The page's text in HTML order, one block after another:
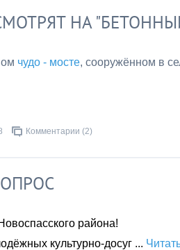
НА
чудо - мосте, сооружённом в
Комментарии (2)
района!
культурно-досуг ...